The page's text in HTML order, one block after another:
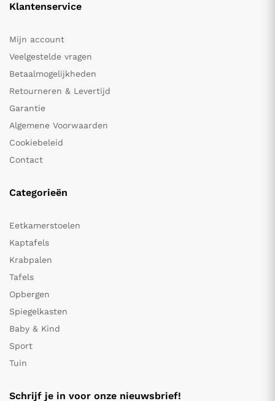
Klantenservice
Mijn account
Veelgestelde vragen
Betaalmogelijkheden
Retourneren & Levertijd
Garantie
Algemene Voorwaarden
Cookiebeleid
Contact
Categorieën
Eetkamerstoelen
Kaptafels
Krabpalen
Tafels
Opbergen
Spiegelkasten
Baby & Kind
Sport
Tuin
Schrijf je in voor onze nieuwsbrief!